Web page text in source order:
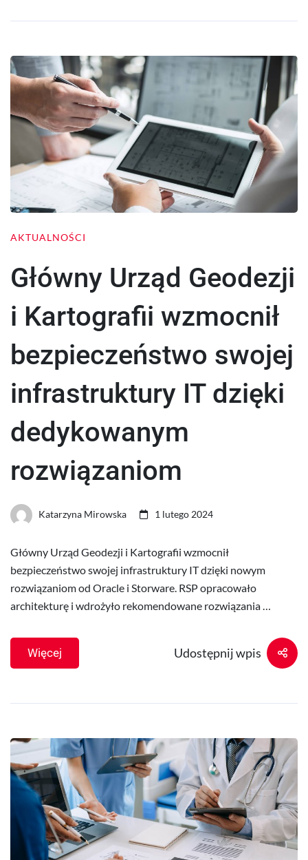
AKTUALNOŚCI
Główny Urząd Geodezji
i Kartografii wzmocnił
bezpieczeństwo swojej
infrastruktury IT dzięki
dedykowanym
rozwiązaniom
Katarzyna Mirowska 1 lutego 2024
Główny Urząd Geodezji i Kartografii wzmocnił
bezpieczeństwo swojej infrastruktury IT dzięki nowym
rozwiązaniom od Oracle i Storware. RSP opracowało
architekturę i wdrożyło rekomendowane rozwiązania …
Więcej Udostępnij wpis